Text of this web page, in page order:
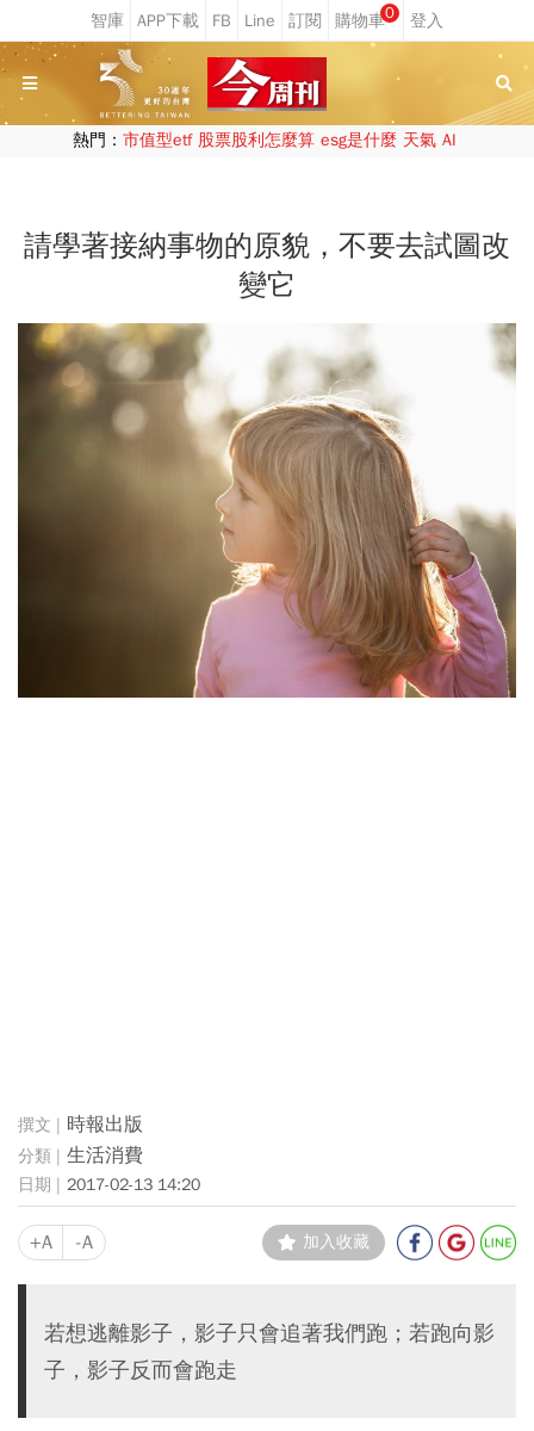
0
熱門： 市值型etf 股票股利怎麼算 esg是什麼 天氣 AI
請學著接納事物的原貌，不要去試圖改
變它
時報出版
生活消費
2017-02-13 14:20
+A -A 加入收藏
若想逃離影子，影子只會追著我們跑；若跑向影
子，影子反而會跑走